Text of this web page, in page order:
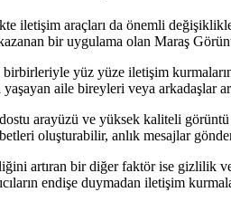
iletişim araçları da önemli
bir uygulama olan Maraş
yüz yüze iletişim
aile bireyleri veya arkadaşlar
arayüzü ve yüksek kaliteli
oluşturabilir, anlık mesajlar
artıran bir diğer faktör ise gizlilik
endişe duymadan iletişim